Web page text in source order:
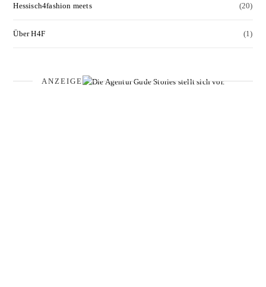
Hessisch4fashion meets (20)
Über H4F (1)
ANZEIGE